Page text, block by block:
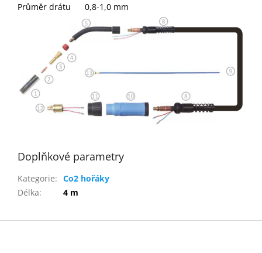
Průměr drátu
0,8-1,0 mm
Doplňkové parametry
Kategorie: Co2 hořáky
Délka: 4 m
Z